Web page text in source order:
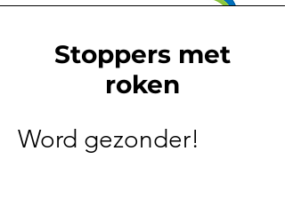
Stoppers met
roken
Word gezonder!